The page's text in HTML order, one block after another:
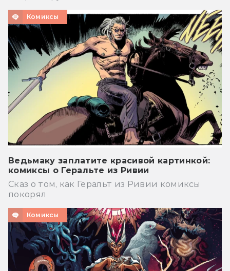
Комиксы
Ведьмаку заплатите красивой картинкой:
комиксы о Геральте из Ривии
Сказ о том, как Геральт из Ривии комиксы
покорял
Комиксы